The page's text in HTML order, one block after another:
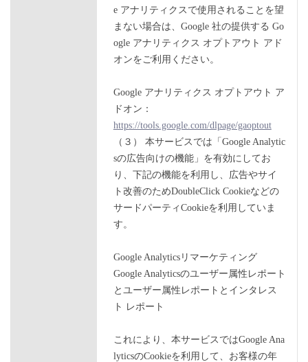
e アナリティクスで使用されることを望
まない場合は、Google 社の提供する Go
ogle アナリティクス オプトアウト アド
オンをご利用ください。
Google アナリティクス オプトアウト ア
ドオン：
https://tools.google.com/dlpage/gaoptout
（３） 本サービスでは「Google Analytic
sの広告向けの機能」を有効にしてお
り、下記の機能を利用し、広告やサイ
ト改善のためDoubleClick Cookieなどの
サードパーティCookieを利用していま
す。
Google Analyticsリマーケティング
Google Analyticsのユーザー属性レポート
とユーザー属性レポートとインタレス
ト レポート
これにより、本サービスではGoogle Ana
lyticsのCookieを利用して、お客様の年